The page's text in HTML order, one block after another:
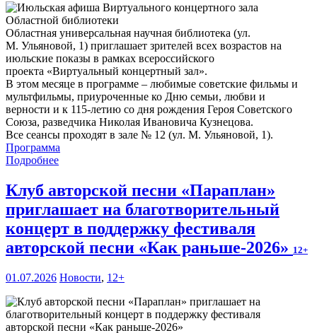
Областная универсальная научная библиотека (ул.
М. Ульяновой, 1) приглашает зрителей всех возрастов на
июльские показы в рамках всероссийского
проекта «Виртуальный концертный зал».
В этом месяце в программе – любимые советские фильмы и
мультфильмы, приуроченные ко Дню семьи, любви и
верности и к 115-летию со дня рождения Героя Советского
Союза, разведчика Николая Ивановича Кузнецова.
Все сеансы проходят в зале № 12 (ул. М. Ульяновой, 1).
Программа
Подробнее
Клуб авторской песни «Параплан»
приглашает на благотворительный
концерт в поддержку фестиваля
авторской песни «Как раньше-2026» 12+
01.07.2026 Новости, 12+